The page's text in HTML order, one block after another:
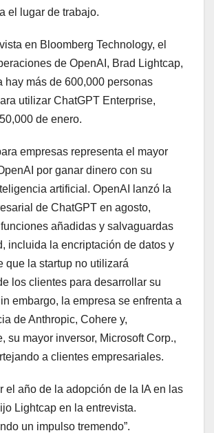
el lugar de trabajo.
en Bloomberg Technology, el
de OpenAI, Brad Lightcap,
hay más de 600,000 personas
utilizar ChatGPT Enterprise,
de enero.
empresas representa el mayor
por ganar dinero con su
artificial. OpenAI lanzó la
de ChatGPT en agosto,
añadidas y salvaguardas
incluida la encriptación de datos y
que la startup no utilizará
los clientes para desarrollar su
embargo, la empresa se enfrenta a
de Anthropic, Cohere y,
su mayor inversor, Microsoft Corp.,
a clientes empresariales.
el año de la adopción de la IA en las
Lightcap en la entrevista.
un impulso tremendo”.